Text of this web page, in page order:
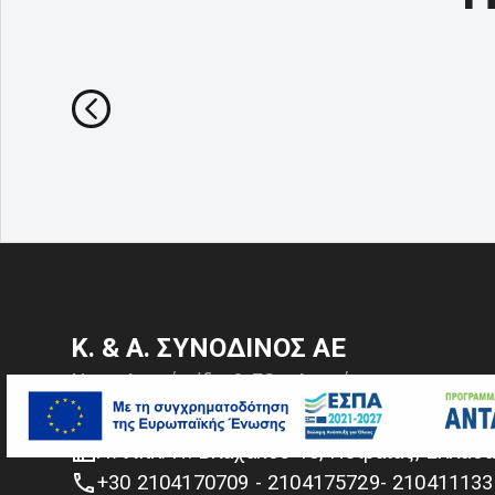
Κ. & Α. ΣΥΝΟΔΙΝΟΣ ΑΕ
Ναυτιλιακά είδη & Εξοπλισμός
ανύψωσης και πρόσδεσης
Αντιπλ. Π. Βλαχάκου 10, Πειραιάς, Ελλάδα